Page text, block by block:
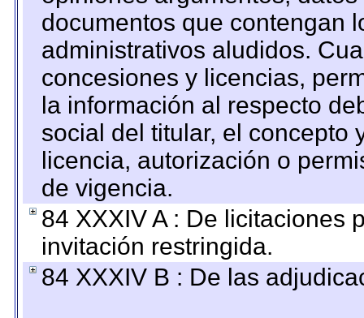
documentos que contengan
administrativos aludidos.
concesiones y licencias,
la información al respecto
social del titular, el concepto
licencia, autorización o
de vigencia.
84 XXXIV A : De licitaciones
invitación restringida.
84 XXXIV B : De las